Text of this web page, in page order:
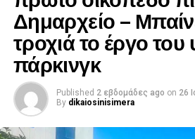
αναπτυξιακών και
.
.
Δημαρχείο –
τροχιά το έργο
πάρκινγκ
Published 2 εβδομάδες ago on 26
By dikaiosinisimera